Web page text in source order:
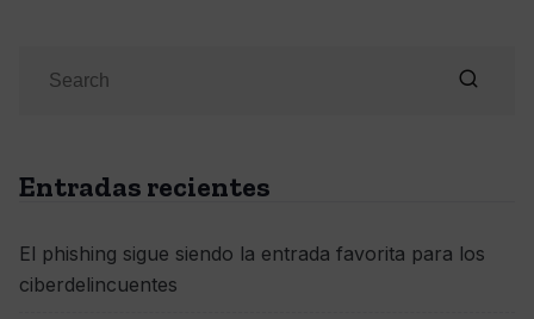
Entradas recientes
El phishing sigue siendo la entrada favorita para los
ciberdelincuentes